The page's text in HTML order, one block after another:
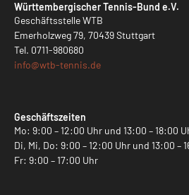
Württembergischer Tennis-Bund e.V.
Geschäftsstelle WTB
Emerholzweg 79, 70439 Stuttgart
Tel. 0711-980680
info@wtb-tennis.de
Geschäftszeiten
Mo: 9:00 – 12:00 Uhr und 13:00 – 18:00
Di, Mi, Do: 9:00 – 12:00 Uhr und 13:00 –
Fr: 9:00 – 17:00 Uhr